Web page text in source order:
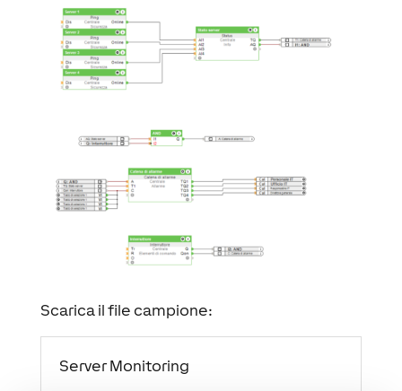
Scarica il file campione:
Server Monitoring